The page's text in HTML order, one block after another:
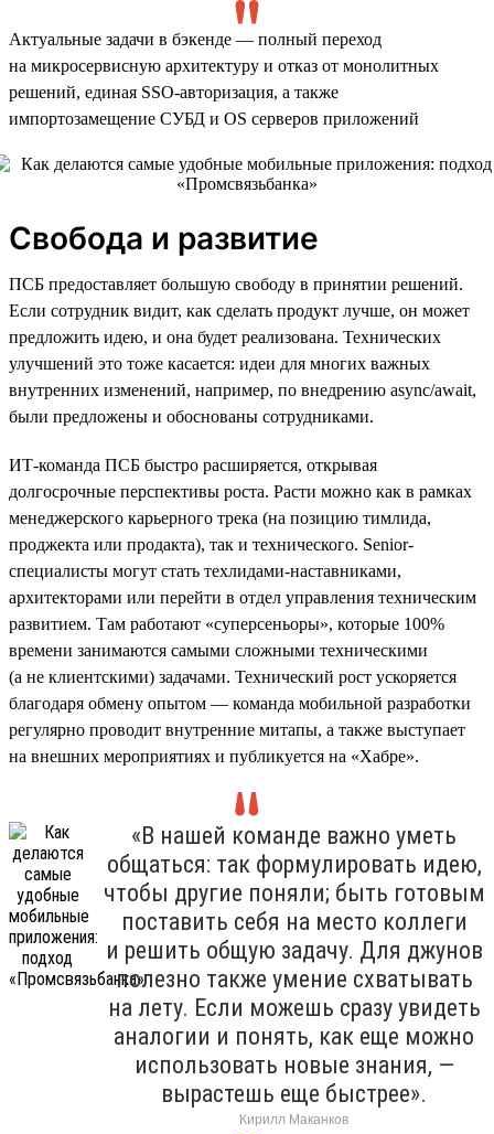
Актуальные задачи в бэкенде — полный переход
на микросервисную архитектуру и отказ от монолитных
решений, единая SSO-авторизация, а также
импортозамещение СУБД и OS серверов приложений
Свобода и развитие
ПСБ предоставляет большую свободу в принятии решений.
Если сотрудник видит, как сделать продукт лучше, он может
предложить идею, и она будет реализована. Технических
улучшений это тоже касается: идеи для многих важных
внутренних изменений, например, по внедрению async/await,
были предложены и обоснованы сотрудниками.
ИТ-команда ПСБ быстро расширяется, открывая
долгосрочные перспективы роста. Расти можно как в рамках
менеджерского карьерного трека (на позицию тимлида,
проджекта или продакта), так и технического. Senior-
специалисты могут стать техлидами-наставниками,
архитекторами или перейти в отдел управления техническим
развитием. Там работают «суперсеньоры», которые 100%
времени занимаются самыми сложными техническими
(а не клиентскими) задачами. Технический рост ускоряется
благодаря обмену опытом — команда мобильной разработки
регулярно проводит внутренние митапы, а также выступает
на внешних мероприятиях и публикуется на «Хабре».
«В нашей команде важно уметь
общаться: так формулировать идею,
чтобы другие поняли; быть готовым
поставить себя на место коллеги
и решить общую задачу. Для джунов
полезно также умение схватывать
на лету. Если можешь сразу увидеть
аналогии и понять, как еще можно
использовать новые знания, —
вырастешь еще быстрее».
Кирилл Маканков